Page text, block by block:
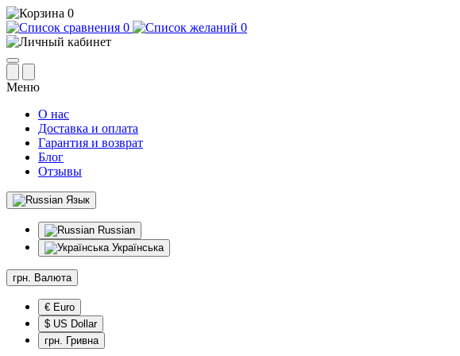
0
0
0
Меню
О нас
Доставка и оплата
Гарантия и возврат
Блог
Отзывы
Язык
Russian
Українська
грн. Валюта
€ Euro
$ US Dollar
грн. Гривна